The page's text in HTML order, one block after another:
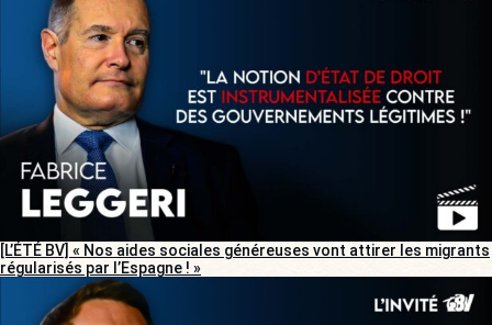
[L’ÉTÉ BV] « Nos aides sociales généreuses vont attirer les migrants
régularisés par l’Espagne ! »